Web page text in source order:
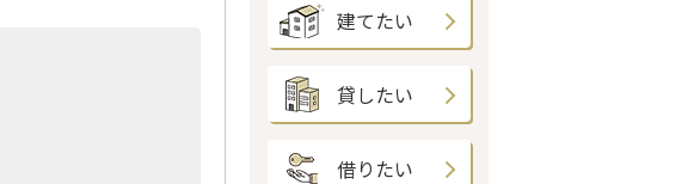
建てたい
貸したい
借りたい